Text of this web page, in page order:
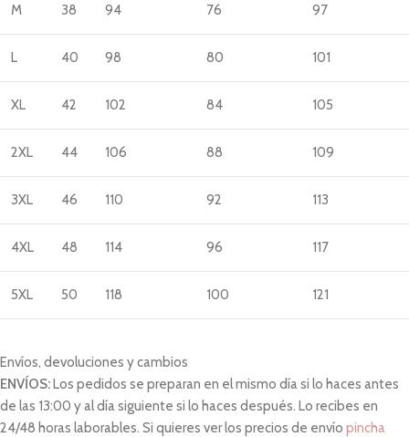
M 38 94 76 97
L 40 98 80 101
XL 42 102 84 105
2XL 44 106 88 109
3XL 46 110 92 113
4XL 48 114 96 117
5XL 50 118 100 121
Envíos, devoluciones y cambios
ENVÍOS:Los pedidos se preparan en el mismo día si lo haces antes
de las 13:00 y al día siguiente si lo haces después. Lo recibes en
24/48 horas laborables. Si quieres ver los precios de envío pincha